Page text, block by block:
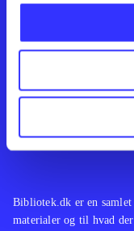
Bibliotek.dk er en
materialer og til hvad
Kontakt os
English